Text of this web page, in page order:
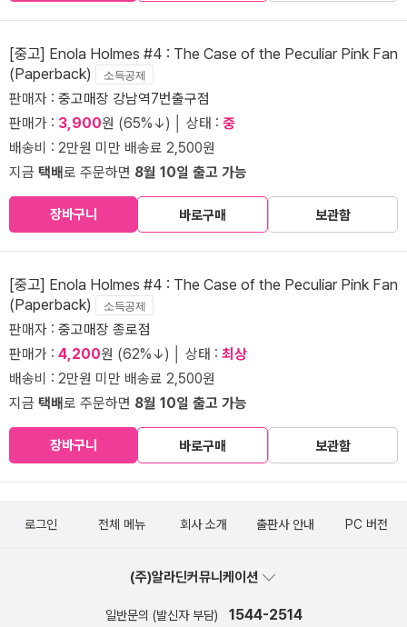
[중고] Enola Holmes #4 : The Case of the Peculiar Pink Fan
(Paperback)
소득공제
판매자 : 중고매장 강남역7번출구점
판매가 : 3,900원 (65%↓) │ 상태 : 중
배송비 : 2만원 미만 배송료 2,500원
지금 택배로 주문하면 8월 10일 출고 가능
장바구니 바로구매 보관함
[중고] Enola Holmes #4 : The Case of the Peculiar Pink Fan
(Paperback)
소득공제
판매자 : 중고매장 종로점
판매가 : 4,200원 (62%↓) │ 상태 : 최상
배송비 : 2만원 미만 배송료 2,500원
지금 택배로 주문하면 8월 10일 출고 가능
장바구니 바로구매 보관함
로그인 전체 메뉴 회사 소개 출판사 안내 PC 버전
(주)알라딘커뮤니케이션
일반문의 (발신자 부담) 1544-2514